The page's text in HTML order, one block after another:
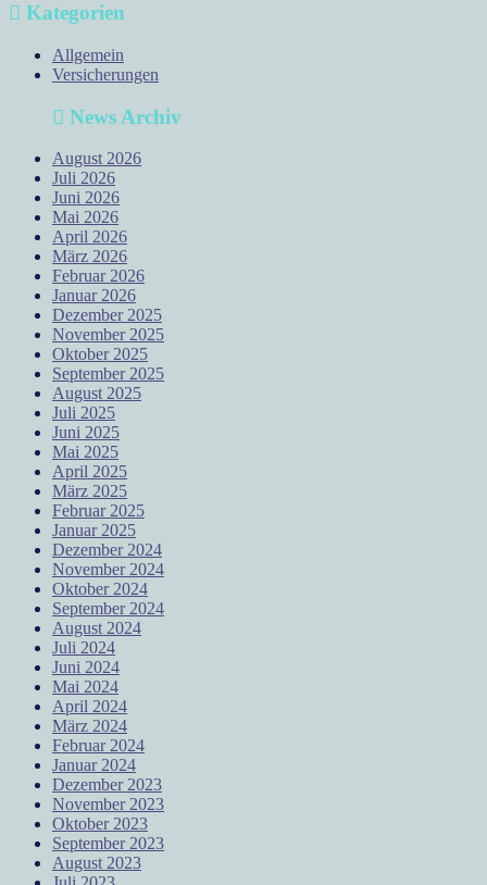
Kategorien
Allgemein
Versicherungen
News Archiv
August 2026
Juli 2026
Juni 2026
Mai 2026
April 2026
März 2026
Februar 2026
Januar 2026
Dezember 2025
November 2025
Oktober 2025
September 2025
August 2025
Juli 2025
Juni 2025
Mai 2025
April 2025
März 2025
Februar 2025
Januar 2025
Dezember 2024
November 2024
Oktober 2024
September 2024
August 2024
Juli 2024
Juni 2024
Mai 2024
April 2024
März 2024
Februar 2024
Januar 2024
Dezember 2023
November 2023
Oktober 2023
September 2023
August 2023